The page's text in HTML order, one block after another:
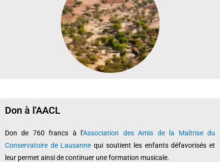
Don à l'AACL
Don de 760 francs à l’Association des Amis de la Maîtrise du
Conservatoire de Lausanne qui soutient les enfants défavorisés et
leur permet ainsi de continuer une formation musicale.